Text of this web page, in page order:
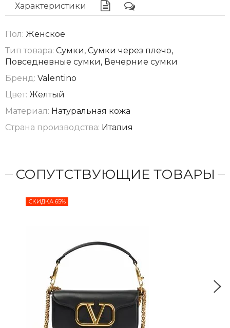
Характеристики
Пол: Женское
Тип товара: Сумки, Сумки через плечо,
Повседневные сумки, Вечерние сумки
Бренд: Valentino
Цвет: Желтый
Материал: Натуральная кожа
Страна производства: Италия
СОПУТСТВУЮЩИЕ ТОВАРЫ
СКИДКА 65%